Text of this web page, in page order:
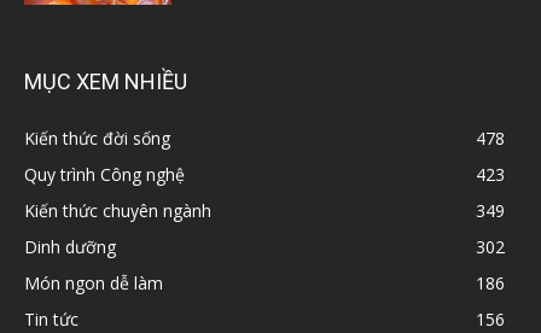
MỤC XEM NHIỀU
Kiến thức đời sống
478
Quy trình Công nghệ
423
Kiến thức chuyên ngành
349
Dinh dưỡng
302
Món ngon dễ làm
186
Tin tức
156